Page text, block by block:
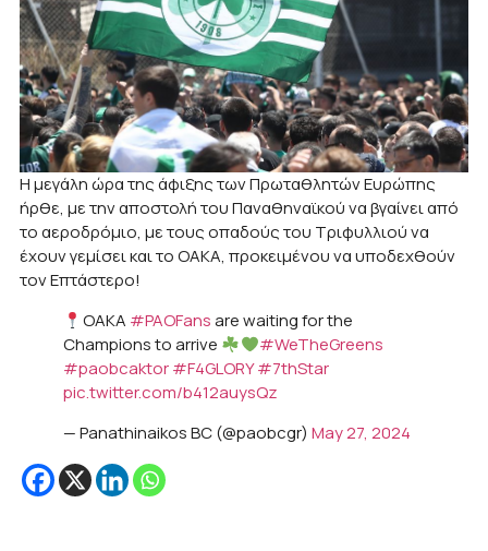
Η μεγάλη ώρα της άφιξης των Πρωταθλητών Ευρώπης
ήρθε, με την αποστολή του Παναθηναϊκού να βγαίνει από
το αεροδρόμιο, με τους οπαδούς του Τριφυλλιού να
έχουν γεμίσει και το ΟΑΚΑ, προκειμένου να υποδεχθούν
τον Επτάστερο!
OAKA #PAOFansare waiting for the
Champions to arrive
#WeTheGreens
#paobcaktor#F4GLORY#7thStar
pic.twitter.com/b412auysQz
— Panathinaikos BC (@paobcgr)May 27, 2024